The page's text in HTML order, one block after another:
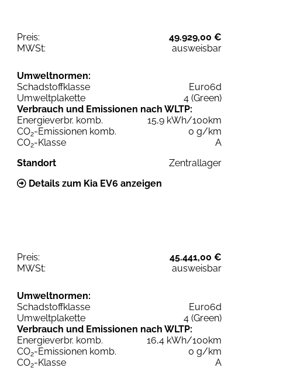
Preis:
49.929,00 €
MWSt:
ausweisbar
Umweltnormen:
Schadstoffklasse
Euro6d
Umweltplakette
4 (Green)
Verbrauch und Emissionen nach WLTP:
Energieverbr. komb.
15,9 kWh/100km
CO2-Emissionen komb.
0 g/km
CO2-Klasse
A
Standort
Zentrallager
Details zum Kia EV6 anzeigen
Preis:
45.441,00 €
MWSt:
ausweisbar
Umweltnormen:
Schadstoffklasse
Euro6d
Umweltplakette
4 (Green)
Verbrauch und Emissionen nach WLTP:
Energieverbr. komb.
16,4 kWh/100km
CO2-Emissionen komb.
0 g/km
CO2-Klasse A